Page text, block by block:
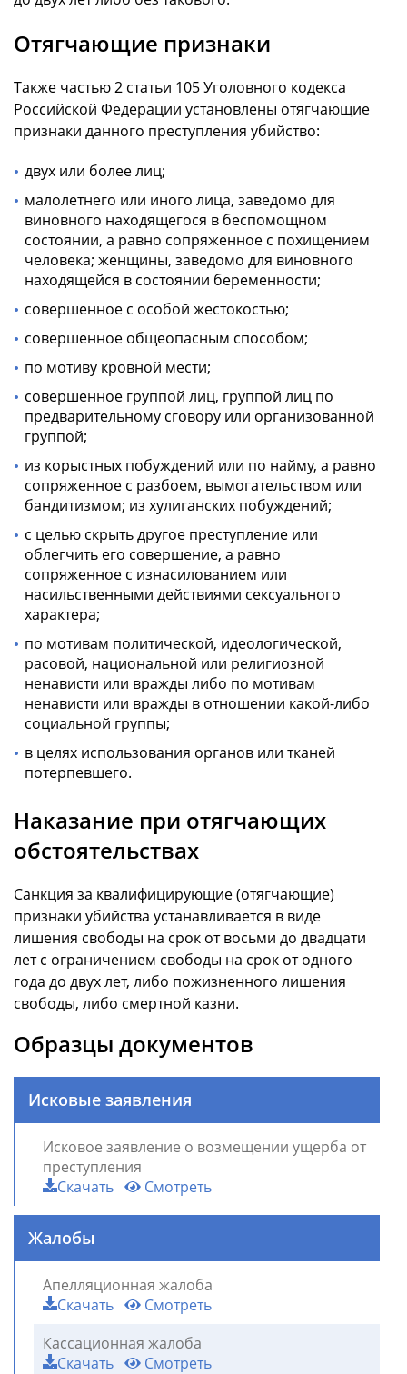
Отягчающие признаки
Также частью 2 статьи 105 Уголовного кодекса
Российской Федерации установлены отягчающие
признаки данного преступления убийство:
двух или более лиц;
малолетнего или иного лица, заведомо для
виновного находящегося в беспомощном
состоянии, а равно сопряженное с похищением
человека; женщины, заведомо для виновного
находящейся в состоянии беременности;
совершенное с особой жестокостью;
совершенное общеопасным способом;
по мотиву кровной мести;
совершенное группой лиц, группой лиц по
предварительному сговору или организованной
группой;
из корыстных побуждений или по найму, а равно
сопряженное с разбоем, вымогательством или
бандитизмом; из хулиганских побуждений;
с целью скрыть другое преступление или
облегчить его совершение, а равно
сопряженное с изнасилованием или
насильственными действиями сексуального
характера;
по мотивам политической, идеологической,
расовой, национальной или религиозной
ненависти или вражды либо по мотивам
ненависти или вражды в отношении какой-либо
социальной группы;
в целях использования органов или тканей
потерпевшего.
Наказание при отягчающих
обстоятельствах
Санкция за квалифицирующие (отягчающие)
признаки убийства устанавливается в виде
лишения свободы на срок от восьми до двадцати
лет с ограничением свободы на срок от одного
года до двух лет, либо пожизненного лишения
свободы, либо смертной казни.
Образцы документов
Исковые заявления
Исковое заявление о возмещении ущерба от
преступления
Скачать
Смотреть
Жалобы
Апелляционная жалоба
Скачать
Смотреть
Кассационная жалоба
Скачать
Смотреть